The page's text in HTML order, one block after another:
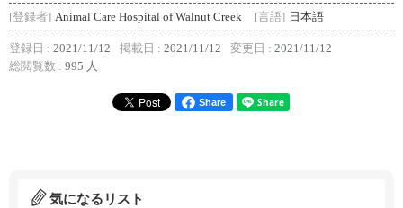
[登録者] Animal Care Hospital of Walnut Creek [言語] 日本語
登録日 : 2021/11/12 掲載日 : 2021/11/12 変更日 : 2021/11/12
総閲覧数 : 995 人
Share
気になるリスト